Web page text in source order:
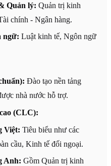
Quản lý: Quản trị kinh
chính - Ngân hàng.
ngữ: Luật kinh tế, Ngôn ngữ
Đào tạo nền tảng
nhà nước hỗ trợ.
(CLC):
Việt: Tiêu biểu như các
cầu, Kinh tế đối ngoại.
Anh: Gồm Quản trị kinh